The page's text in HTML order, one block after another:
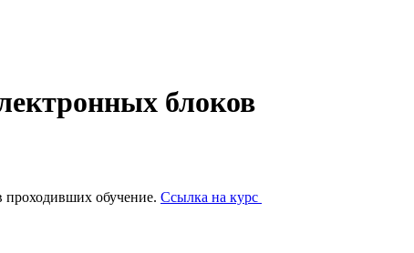
блоков
обучение. Ссылка на курс